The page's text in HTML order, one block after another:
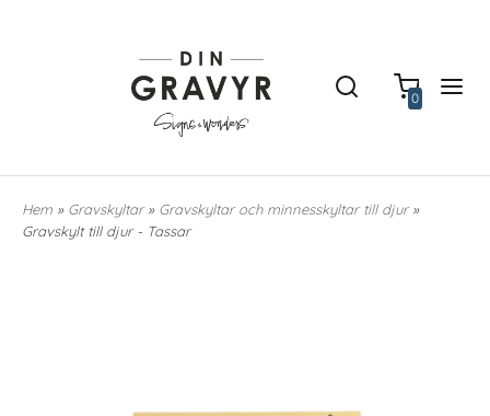
0
Hem » Gravskyltar» Gravskyltar och minnesskyltar till djur»
Gravskylt till djur - Tassar